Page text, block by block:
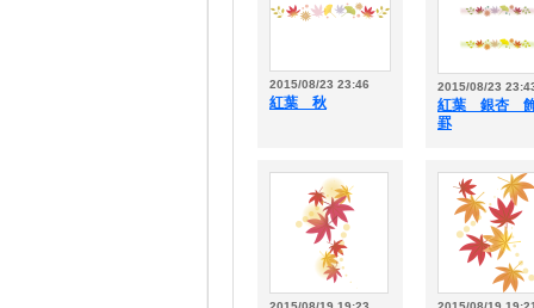
2015/08/23 23:46
紅葉 秋
2015/08/23
紅葉 銀杏
罫